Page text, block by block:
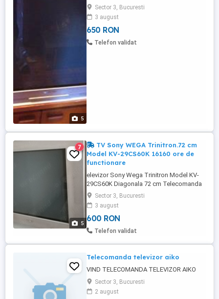
5
sau schimb cu ceas automatic marci
consacrate citizen , casio, seiko noi (
valoare 500 lei) Nu dati mesaj cu jafuri de
2 lei ca nu se iau in consideratie.nu se
asigura transport si nici deplasarea lui din
Sector 3, Bucuresti
3 august
650 RON
Telefon validat
5
7
TV Sony WEGA Trinitron.72 cm
Model KV-29CS60K 16160 ore de
functionare
elevizor Sony Wega Trinitron Model KV-
29CS60K Diagonala 72 cm Telecomanda
originala cu functie video, sleep si multe
altele Stare de functionare foarte buna
Cumparat de nou Difuzoare frontale mari
STEREO pentru un sunet clar si de buna
calitate Ecran fara probleme, culori vii, fara
Sector 3, Bucuresti
3 august
600 RON
Telefon validat
Telecomanda televizor aiko
VIND TELECOMANDA TELEVIZOR AIKO
Sector 3, Bucuresti
2 august